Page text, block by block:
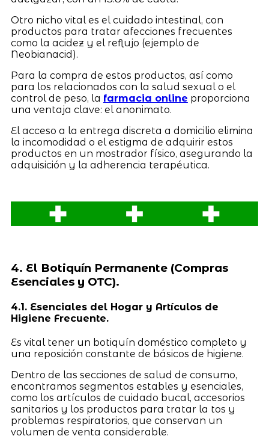
Otro nicho vital es el cuidado intestinal, con
productos para tratar afecciones frecuentes
como la acidez y el reflujo (ejemplo de
Neobianacid).
Para la compra de estos productos, así como
para los relacionados con la salud sexual o el
control de peso, la farmacia online proporciona
una ventaja clave: el anonimato.
El acceso a la entrega discreta a domicilio elimina
la incomodidad o el estigma de adquirir estos
productos en un mostrador físico, asegurando la
adquisición y la adherencia terapéutica.
4. El Botiquín Permanente (Compras
Esenciales y OTC).
4.1. Esenciales del Hogar y Artículos de
Higiene Frecuente.
Es vital tener un botiquín doméstico completo y
una reposición constante de básicos de higiene.
Dentro de las secciones de salud de consumo,
encontramos segmentos estables y esenciales,
como los artículos de cuidado bucal, accesorios
sanitarios y los productos para tratar la tos y
problemas respiratorios, que conservan un
volumen de venta considerable.